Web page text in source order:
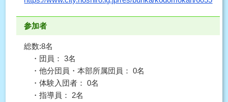
参加者
総数:8名
・団員： 3名
・他分団員・本部所属団員： 0名
・体験入団者： 0名
・指導員： 2名